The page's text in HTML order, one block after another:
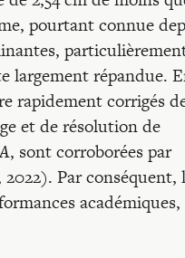
pourtant connue
largement répandue.
rapidement corrigés
et de résolution de
, sont corroborées par
Par conséquent,
académiques,